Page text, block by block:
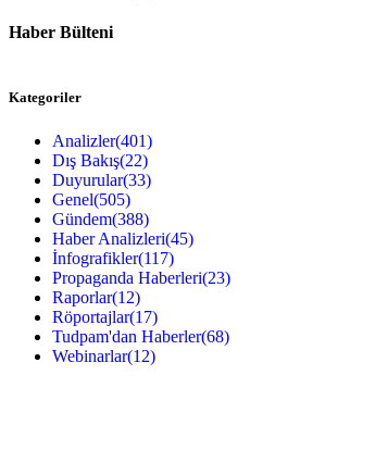
Haber Bülteni
Kategoriler
Analizler(401)
Dış Bakış(22)
Duyurular(33)
Genel(505)
Gündem(388)
Haber Analizleri(45)
İnfografikler(117)
Propaganda Haberleri(23)
Raporlar(12)
Röportajlar(17)
Tudpam'dan Haberler(68)
Webinarlar(12)